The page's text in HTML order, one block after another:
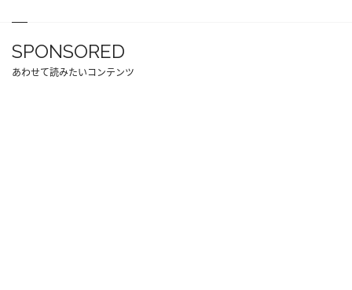
SPONSORED
あわせて読みたいコンテンツ